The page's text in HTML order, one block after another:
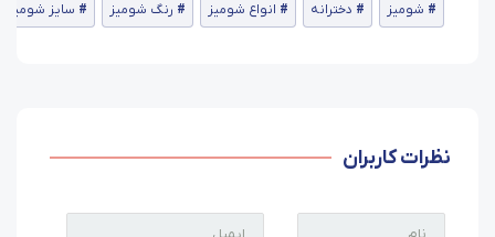
شومیز دخترانه انواع شومیز رنگ شومیز سایز شومیز
نظرات کاربران